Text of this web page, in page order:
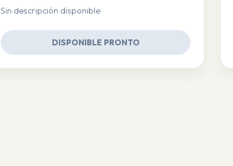
Sin descripción disponible
DISPONIBLE PRONTO